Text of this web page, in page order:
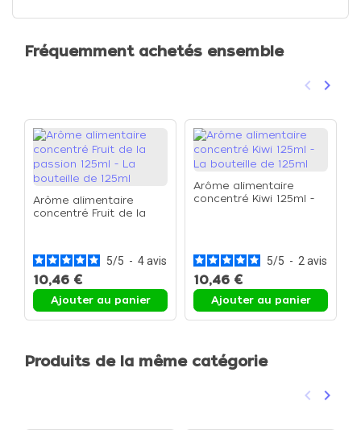
Fréquemment achetés ensemble
Précédent
keyboard_arrow_left keyboard_arrow_right
Arôme alimentaire
concentré Fruit de la
5/5 - 4avis
10,46 €
Ajouter au panier
Arôme alimentaire
concentré Kiwi 125ml -
5/5 - 2 avis
10,46 €
Ajouter au panier
Produits de la même catégorie
Précédent
keyboard_arrow_left keyboard_arrow_right